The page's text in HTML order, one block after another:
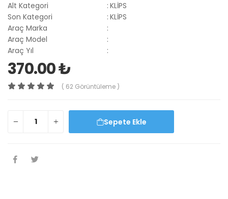
Alt Kategori
: KLİPS
Son Kategori
: KLİPS
Araç Marka
:
Araç Model
:
Araç Yıl
:
370.00 ₺
( 62 Görüntüleme )
Sepete Ekle